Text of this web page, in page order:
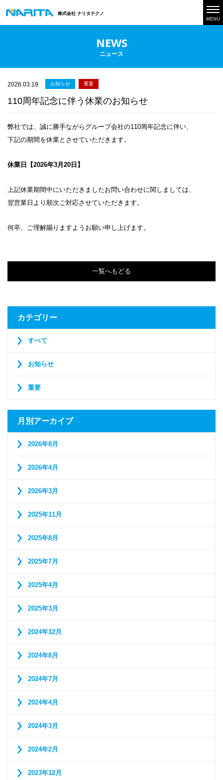
株式会社 ナリタテクノ
MENU
NEWS
ニュース
2026.03.19 お知らせ 重要
110周年記念に伴う休業のお知らせ
弊社では、誠に勝手ながらグループ会社の110周年記念に伴い、
下記の期間を休業とさせていただきます。
休業日【2026年3月20日】
上記休業期間中にいただきましたお問い合わせに関しましては、
翌営業日より順次ご対応させていただきます。
何卒、ご理解賜りますようお願い申し上げます。
一覧へもどる
カテゴリー
すべて
お知らせ
重要
月別アーカイブ
2026年8月
2026年4月
2026年3月
2025年11月
2025年8月
2025年7月
2025年4月
2025年3月
2024年12月
2024年8月
2024年7月
2024年4月
2024年3月
2024年2月
2023年12月